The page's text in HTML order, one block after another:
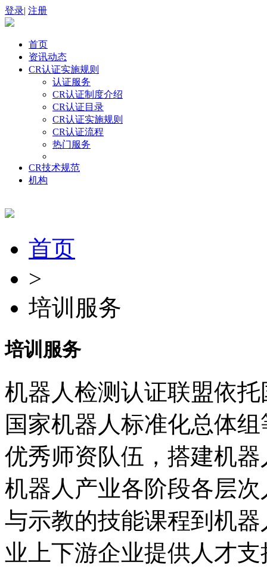
登录| 注册
首页
资讯动态
CR认证实施规则
认证服务
CR认证制度介绍
CR认证目录
CR认证实施规则
CR认证流程
热门服务
CR技术规范
机构
首页
>
培训服务
培训服务
机器人检测认证联盟依
国家机器人标准化总体
优秀师资队伍，搭建机
机器人产业各阶段各层
与示教的技能课程到机
业上下游企业提供人才支